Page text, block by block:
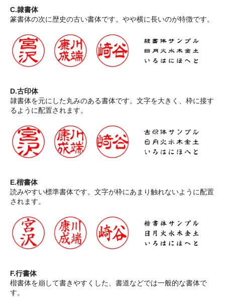
C.隷書体
篆書体の次に歴史の古い書体です。やや横に長いのが特徴です。
D.古印体
隷書体を元にした丸みのある書体です。文字を大きく、枠に接す
るように配置されます。
E.楷書体
読みやすい標準書体です。文字が枠にあまり触れないように配置
されます。
F.行書体
楷書体を崩して書きやすくした、書道などでは一般的な書体で
す。